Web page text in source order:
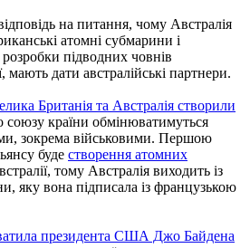
на питання, чому Австралія
атомні субмарини і
підводних човнів
мають дати австралійські партнери.
Британія та Австралія створили
союзу країни обмінюватимуться
зокрема військовими. Першою
буде створення атомних
тому Австралія виходить із
яку вона підписала із французькою
президента США Джо Байдена